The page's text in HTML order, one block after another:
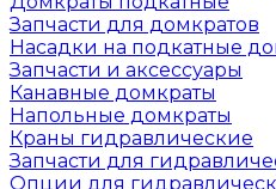
Запчасти для домкратов
Насадки на подкатные
Запчасти и аксессуары
Канавные домкраты
Напольные домкраты
Краны гидравлические
Запчасти для
Опции для